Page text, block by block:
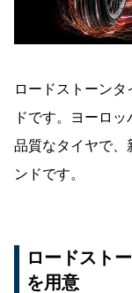
ロードストーン
ドです。ヨーロ
品質なタイヤで、
ンドです。
ロードスト
を用意